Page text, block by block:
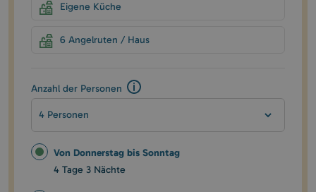
Eigene Küche
6 Angelruten / Haus
Anzahl der Personen
4 Personen
Von Donnerstag bis Sonntag
4 Tage 3 Nächte